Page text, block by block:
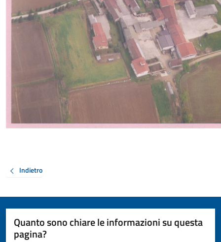
Indietro
Quanto sono chiare le informazioni su questa
pagina?